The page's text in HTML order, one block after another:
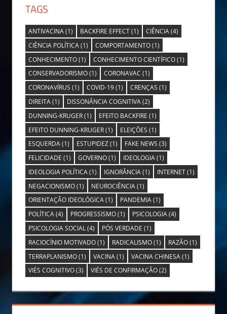
TAGS
ANTIVACINA(1) BACKFIRE EFFECT(1) CIÊNCIA(4)
CIÊNCIA POLÍTICA(1) COMPORTAMENTO(1)
CONHECIMENTO(1) CONHECIMENTO CIENTÍFICO(1)
CONSERVADORISMO(1) CORONAVAC (1)
CORONAVÍRUS (1) COVID-19(1) CRENÇAS (1)
DIREITA(1) DISSONÂNCIA COGNITIVA(2)
DUNNING-KRUGER(1) EFEITO BACKFIRE (1)
EFEITO DUNNING-KRUGER(1) ELEIÇÕES (1)
ESQUERDA(1) ESTUPIDEZ(1) FAKE NEWS (3)
FELICIDADE (1) GOVERNO(1) IDEOLOGIA(1)
IDEOLOGIA POLÍTICA(1) IGNORÂNCIA(1) INTERNET(1)
NEGACIONISMO(1) NEUROCIÊNCIA(1)
ORIENTAÇÃO IDEOLÓGICA(1) PANDEMIA(1)
POLÍTICA(4) PROGRESSISMO(1) PSICOLOGIA(4)
PSICOLOGIA SOCIAL(4) PÓS VERDADE (1)
RACIOCÍNIO MOTIVADO(1) RADICALISMO(1) RAZÃO(1)
TERRAPLANISMO(1) VACINA(1) VACINA CHINESA(1)
VIÉS COGNITIVO(3) VIÉS DE CONFIRMAÇÃO(2)